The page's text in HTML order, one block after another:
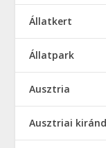
Állatkert
Állatpark
Ausztria
Ausztriai